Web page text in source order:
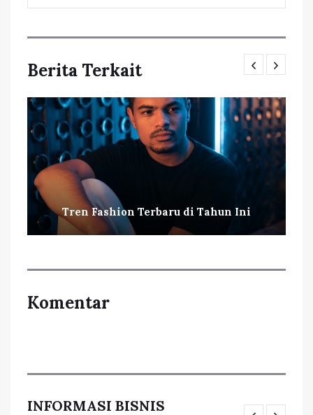
Berita Terkait
Tren Fashion Terbaru di Tahun Ini
Komentar
INFORMASI BISNIS